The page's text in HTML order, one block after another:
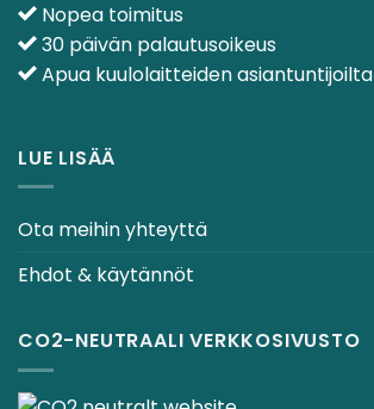
Nopea toimitus
30 päivän palautusoikeus
Apua kuulolaitteiden asiantuntijoilta
LUE LISÄÄ
Ota meihin yhteyttä
Ehdot & käytännöt
CO2-NEUTRAALI VERKKOSIVUSTO